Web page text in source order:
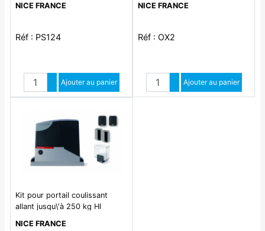
NICE FRANCE
Réf : PS124
Quantité
Augmenter quantité
Diminuer quantité
Ajouter au panier
12-24 Vca ou Vcc, antenne
NICE FRANCE
Réf : OX2
Quantité
Augmenter quantité
Diminuer quantité
Ajouter au panier
Kit pour portail coulissant
allant jusqu\'à 250 kg HI
NICE FRANCE